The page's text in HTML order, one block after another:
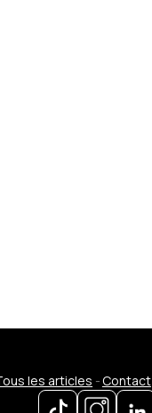
les articles -Contact